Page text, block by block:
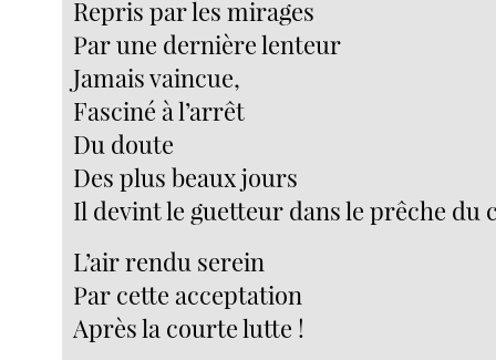
Repris par les mirages
Par une dernière lenteur
Jamais vaincue,
Fasciné à l’arrêt
Du doute
Des plus beaux jours
Il devint le guetteur dans le prêche du
L’air rendu serein
Par cette acceptation
Après la courte lutte !